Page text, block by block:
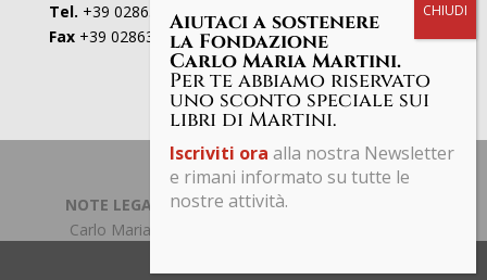
Tel. +39 02863521
Fax+39 0286352801
NOTE LEGALI | PRIVACY POLICY
Carlo Maria Martini C.F. 97661190153 Tutti i diritti
Aiutaci a sostenere
la Fondazione
Carlo Maria Martini.
Per te abbiamo riservato
uno sconto speciale sui
libri di Martini.
Iscriviti ora alla nostra Newsletter
e rimani informato su tutte le
nostre attività.